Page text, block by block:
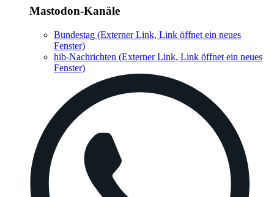
Mastodon-Kanäle
Bundestag (Externer Link, Link öffnet ein neues
Fenster)
hib-Nachrichten (Externer Link, Link öffnet ein neues
Fenster)